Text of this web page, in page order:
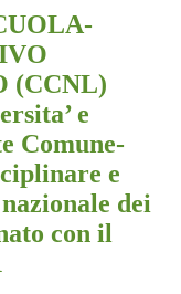
(CCNL)
e
Comune-
e
dei
con il